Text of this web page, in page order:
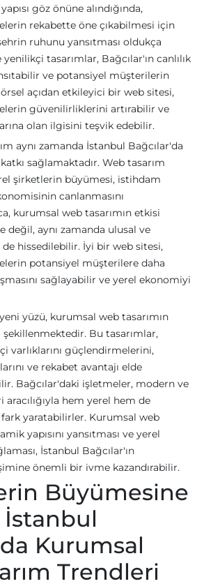
göz önüne alındığında,
rekabette öne çıkabilmesi için
ruhunu yansıtması oldukça
tasarımlar, Bağcılar'ın canlılık
ve potansiyel müşterilerin
açıdan etkileyici bir web sitesi,
güvenilirliklerini artırabilir ve
olan ilgisini teşvik edebilir.
aynı zamanda İstanbul Bağcılar'da
sağlamaktadır. Web tasarım
şirketlerin büyümesi, istihdam
canlanmasını
kurumsal web tasarımın etkisi
değil, aynı zamanda ulusal ve
de hissedilebilir. İyi bir web sitesi,
potansiyel müşterilere daha
sağlayabilir ve yerel ekonomiyi
yüzü, kurumsal web tasarımın
şekillenmektedir. Bu tasarımlar,
varlıklarını güçlendirmelerini,
ve rekabet avantajı elde
Bağcılar'daki işletmeler, modern ve
hem yerel hem de
fark yaratabilirler. Kurumsal web
yapısını yansıtması ve yerel
İstanbul Bağcılar'ın
önemli bir ivme kazandırabilir.
Büyümesine
Kurumsal
Trendleri